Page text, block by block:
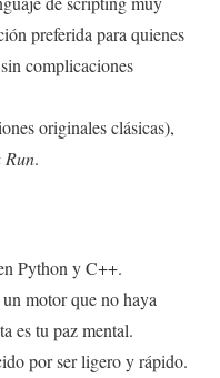
preferida para quienes
complicaciones
originales clásicas),
Run.
Python y C++.
motor que no haya
es tu paz mental.
por ser ligero y rápido.